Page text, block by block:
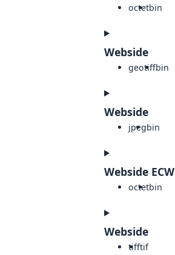
octetbin
Webside
geotiffbin
Webside
jpegbin
Webside ECW
octetbin
Webside
tifftif